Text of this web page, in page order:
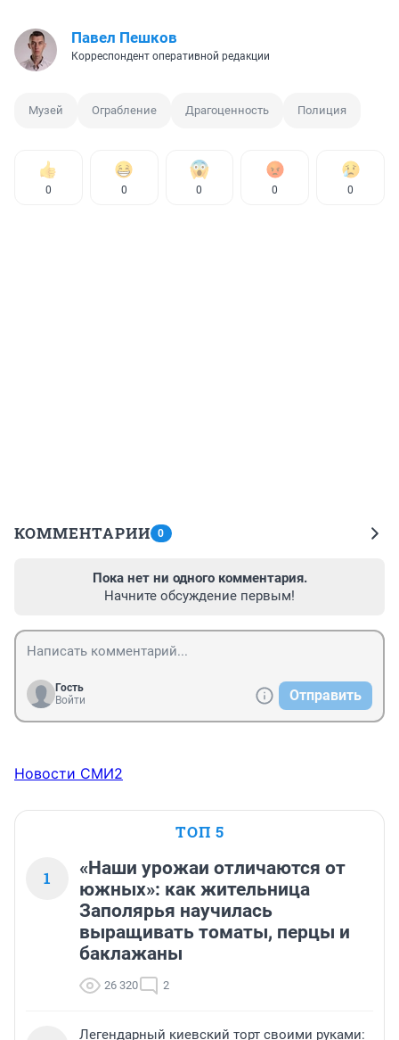
Павел Пешков
Корреспондент оперативной редакции
Музей Ограбление Драгоценность Полиция
0 0 0 0 0
КОММЕНТАРИИ 0
Пока нет ни одного комментария.
Начните обсуждение первым!
Гость
Войти
Отправить
Новости СМИ2
ТОП 5
1
«Наши урожаи отличаются от
южных»: как жительница
Заполярья научилась
выращивать томаты, перцы и
баклажаны
26 320 2
Легендарный киевский торт своими руками: